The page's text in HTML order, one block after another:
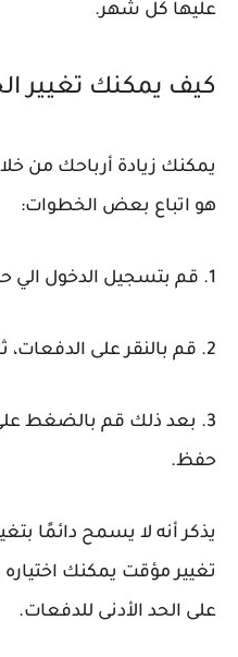
عليها كل شهر.
كيف يمكنك تغيير
يمكنك زيادة أرباحك من
هو اتباع بعض الخطوات:
1. قم بتسجيل الدخول الي حساب أدسنس الخاص بك.
2. قم بالنقر على الدفعات، ثم إدارة الإعدادات.
3. بعد ذلك قم بالضغط
حفظ.
يذكر أنه لا يسمح دائمًا
تغيير مؤقت يمكنك
على الحد الأدنى للدفعات.